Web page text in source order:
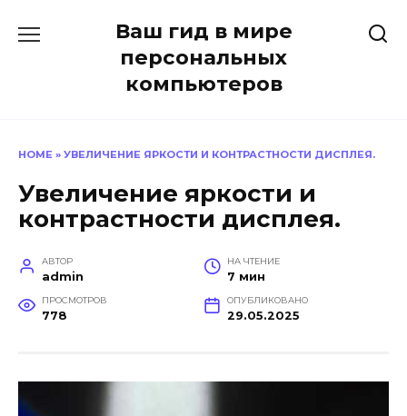
Ваш гид в мире
персональных
компьютеров
HOME » УВЕЛИЧЕНИЕ ЯРКОСТИ И КОНТРАСТНОСТИ ДИСПЛЕЯ.
Увеличение яркости и
контрастности дисплея.
АВТОР
admin
НА ЧТЕНИЕ
7 мин
ПРОСМОТРОВ
778
ОПУБЛИКОВАНО
29.05.2025